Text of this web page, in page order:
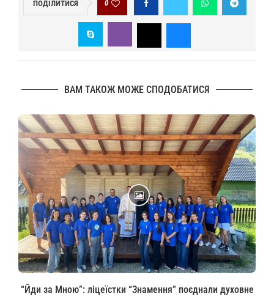
ПОДІЛИТИСЯ 0
ВАМ ТАКОЖ МОЖЕ СПОДОБАТИСЯ
“Йди за Мною”: ліцеїстки “Знамення” поєднали духовне